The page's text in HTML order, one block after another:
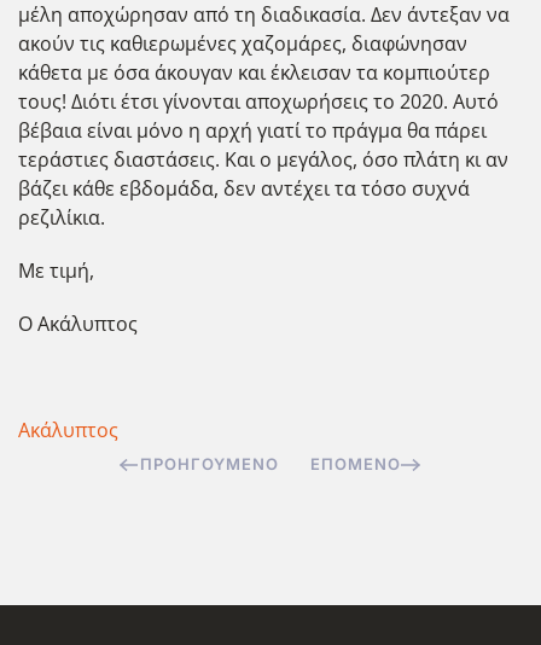
μέλη αποχώρησαν από τη διαδικασία. Δεν άντεξαν να
ακούν τις καθιερωμένες χαζομάρες, διαφώνησαν
κάθετα με όσα άκουγαν και έκλεισαν τα κομπιούτερ
τους! Διότι έτσι γίνονται αποχωρήσεις το 2020. Αυτό
βέβαια είναι μόνο η αρχή γιατί το πράγμα θα πάρει
τεράστιες διαστάσεις. Και ο μεγάλος, όσο πλάτη κι αν
βάζει κάθε εβδομάδα, δεν αντέχει τα τόσο συχνά
ρεζιλίκια.
Με τιμή,
Ο Ακάλυπτος
Ακάλυπτος
ΠΡΟΗΓΟΎΜΕΝΟ ΕΠΌΜΕΝΟ